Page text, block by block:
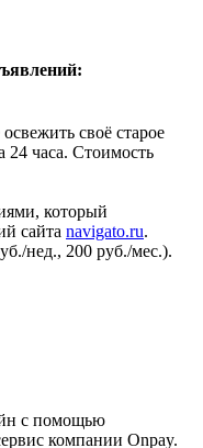
своё старое
24 часа. Стоимость
который
сайта navigato.ru.
нед., 200 руб./мес.).
с помощью
компании Onpay.